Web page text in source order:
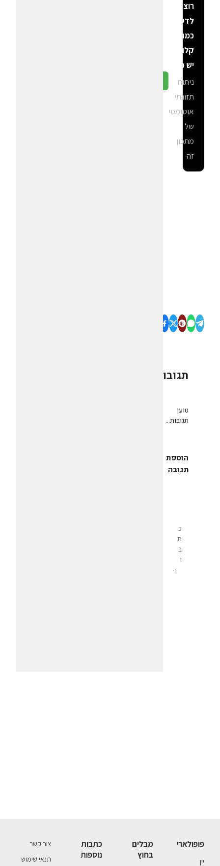
רוצה
לדעת
כמה
קלוריות
יש פה?
ניתוח
תזונתי
אוטומטי
של
מתכון
זה
תגובות
טוען
תגובות...
הוספת
תגובה
פופולארי
יין
מבלים
בחוץ
כתבות
נוספות
צור קשר
תנאי שימוש